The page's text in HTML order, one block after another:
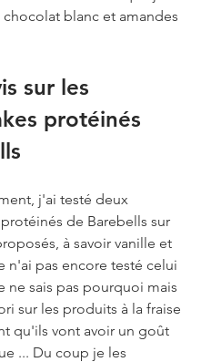
chocolat blanc et amandes
sur les
protéinés
j'ai testé deux
de Barebells sur
à savoir vanille et
n'ai pas encore testé celui
ne sais pas pourquoi mais
sur les produits à la fraise
qu'ils vont avoir un goût
... Du coup je les